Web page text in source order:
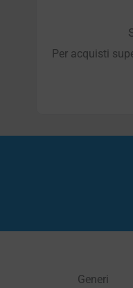
Per acquisti
Generi